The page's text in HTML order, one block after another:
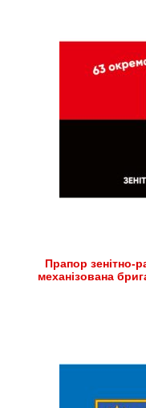
Прапор зенітно-
механізована